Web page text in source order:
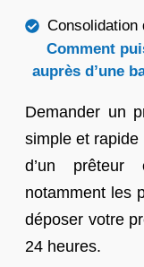
Consolidation
Comment
auprès d’une
Demander un
simple et rapide
d’un prêteur
notamment les
déposer votre
24 heures.